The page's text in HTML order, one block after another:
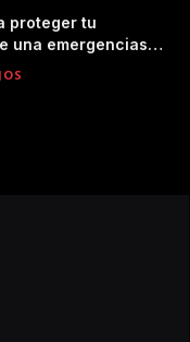
proteger tu
una emergencias